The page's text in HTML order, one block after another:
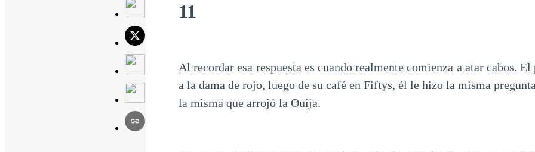
11
Al recordar esa respuesta es cuando realmente comienza a atar cabos.
a la dama de rojo, luego de su café en Fiftys, él le hizo la misma
la misma que arrojó la Ouija.